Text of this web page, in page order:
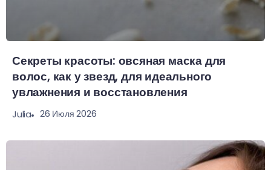
Секреты красоты: овсяная маска для
волос, как у звезд, для идеального
увлажнения и восстановления
Julia 26 Июля 2026